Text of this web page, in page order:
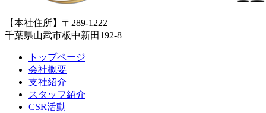
【本社住所】〒289-1222
千葉県山武市板中新田192-8
トップページ
会社概要
支社紹介
スタッフ紹介
CSR活動